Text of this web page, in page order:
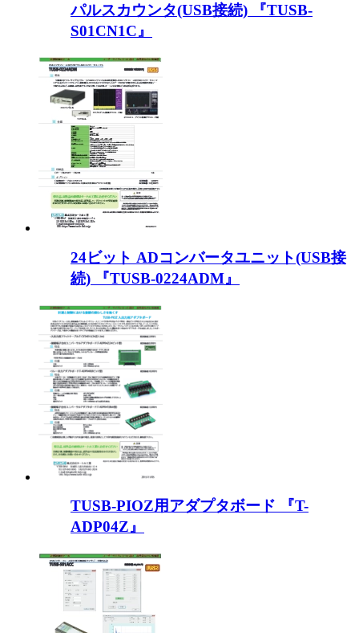
パルスカウンタ(USB接続) 『TUSB-
S01CN1C』
24ビット ADコンバータユニット(USB接
続) 『TUSB-0224ADM』
TUSB-PIOZ用アダプタボード 『T-
ADP04Z』